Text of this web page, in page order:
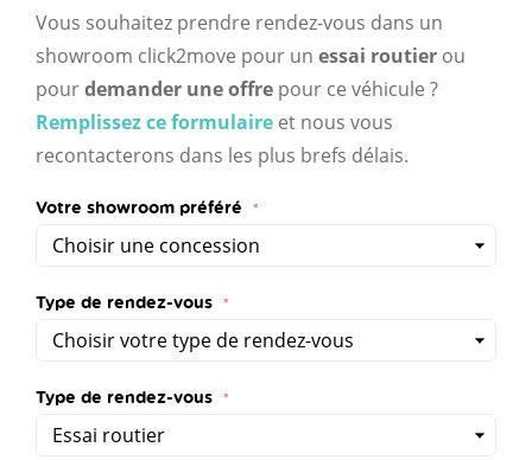
Vous souhaitez prendre rendez-vous dans un
showroom click2move pour un essai routier ou
pourdemander une offre pour ce véhicule ?
Remplissez ce formulaire et nous vous
recontacterons dans les plus brefs délais.
Votre showroom préféré
Type de rendez-vous
Type de rendez-vous